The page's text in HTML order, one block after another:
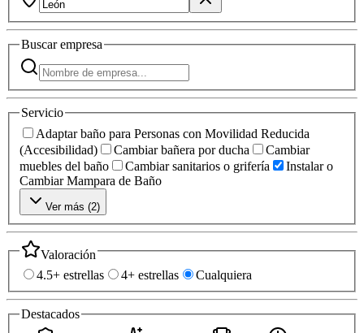
Buscarempresa
Servicio
Adaptar baño para Personas con Movilidad Reducida
(Accesibilidad)
Cambiar bañera por ducha
Cambiar
muebles del baño
Cambiar sanitarios o grifería
Instalar o
Cambiar Mampara de Baño
Ver más (2)
Valoración
4.5+ estrellas
4+ estrellas Cualquiera
Destacados